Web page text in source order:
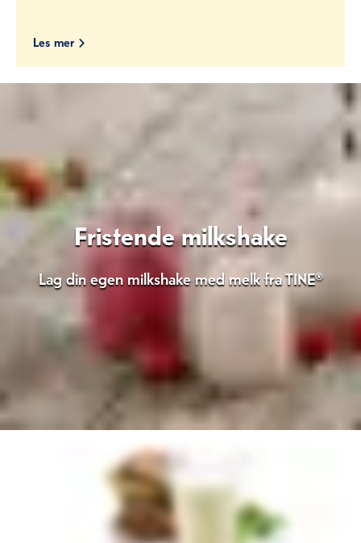
Les mer
Fristende milkshake
Lag din egen milkshake med melk fra TINE®